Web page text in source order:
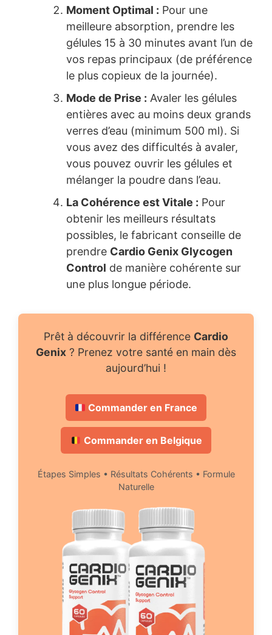
Moment Optimal : Pour une
meilleure absorption, prendre les
gélules 15 à 30 minutes avant l’un de
vos repas principaux (de préférence
le plus copieux de la journée).
Mode de Prise : Avaler les gélules
entières avec au moins deux grands
verres d’eau (minimum 500 ml). Si
vous avez des difficultés à avaler,
vous pouvez ouvrir les gélules et
mélanger la poudre dans l’eau.
La Cohérence est Vitale : Pour
obtenir les meilleurs résultats
possibles, le fabricant conseille de
prendre Cardio Genix Glycogen
Control de manière cohérente sur
une plus longue période.
Prêt à découvrir la différence Cardio
Genix ? Prenez votre santé en main dès
aujourd’hui !
Commander en France
Commander en Belgique
Étapes Simples • Résultats Cohérents • Formule
Naturelle